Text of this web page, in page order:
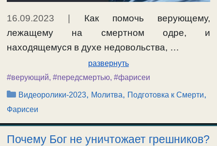
16.09.2023 | Как помочь верующему,
лежащему на смертном одре, и
находящемуся в духе недовольства, …
развернуть
#верующий, #передсмертью, #фарисеи
Рубрики
Видеоролики-2023, Молитва, Подготовка к Смерти,
Фарисеи
Почему Бог не уничтожает грешников?